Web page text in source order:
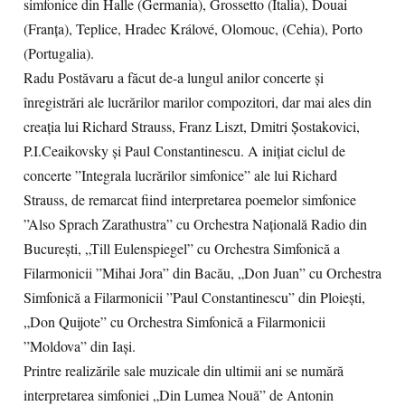
simfonice din Halle (Germania), Grossetto (Italia), Douai
(Franța), Teplice, Hradec Králové, Olomouc, (Cehia), Porto
(Portugalia).
Radu Postăvaru a făcut de-a lungul anilor concerte și
înregistrări ale lucrărilor marilor compozitori, dar mai ales din
creația lui Richard Strauss, Franz Liszt, Dmitri Șostakovici,
P.I.Ceaikovsky și Paul Constantinescu. A inițiat ciclul de
concerte ”Integrala lucrărilor simfonice” ale lui Richard
Strauss, de remarcat fiind interpretarea poemelor simfonice
”Also Sprach Zarathustra” cu Orchestra Națională Radio din
București, „Till Eulenspiegel” cu Orchestra Simfonică a
Filarmonicii ”Mihai Jora” din Bacău, „Don Juan” cu Orchestra
Simfonică a Filarmonicii ”Paul Constantinescu” din Ploiești,
„Don Quijote” cu Orchestra Simfonică a Filarmonicii
”Moldova” din Iași.
Printre realizările sale muzicale din ultimii ani se numără
interpretarea simfoniei „Din Lumea Nouă” de Antonin